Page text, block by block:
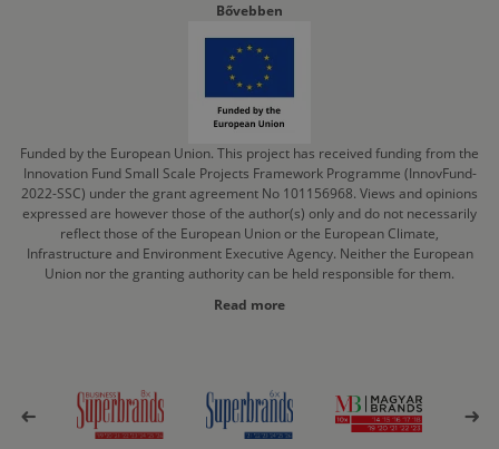
Bővebben
Funded by the European Union. This project has received funding from the
Innovation Fund Small Scale Projects Framework Programme (InnovFund-
2022-SSC) under the grant agreement No 101156968. Views and opinions
expressed are however those of the author(s) only and do not necessarily
reflect those of the European Union or the European Climate,
Infrastructure and Environment Executive Agency. Neither the European
Union nor the granting authority can be held responsible for them.
Read more